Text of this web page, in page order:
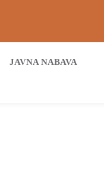
JAVNA NABAVA